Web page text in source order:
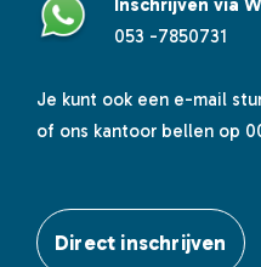
Inschrijven via
053 -7850731
Je kunt ook een e-mail
of ons kantoor bellen op
Direct inschrijven